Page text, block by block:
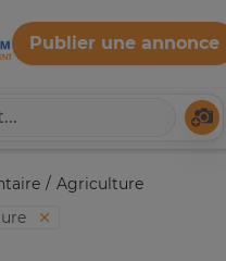
Publier une annonce
Agriculture